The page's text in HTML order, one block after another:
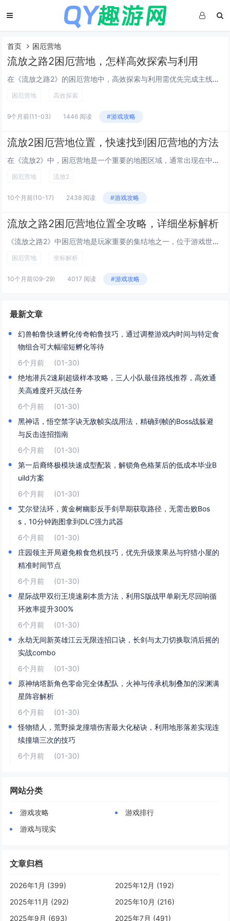
首页 困厄营地
流放之路2困厄营地，怎样高效探索与利用
在《流放之路2》的困厄营地中，高效探索与利用需优先完成主线任务以解锁关键功能，建议按区域逐步推进，清理敌人时留意隐藏宝箱与传送点，提升移动效率，合理分配技能与装备，适应不同地形挑战，关注营地内的NPC，及时接取支线任务获取经验与稀有奖励，利...
困厄营地 高效探索
9个月前(11-03) 1446 阅读 #游戏攻略
流放2困厄营地位置，快速找到困厄营地的方法
在《流放2》中，困厄营地是一个重要的地图区域，通常出现在中期剧情阶段，要快速找到困厄营地，玩家可优先完成通往“贫民窟”的主线任务，并留意地图上标有“Encampment”字样的区域，使用“远古之石”或完成特定任务节点（如“背叛者的末路”）后...
困厄营地 流放2
10个月前(10-17) 2438 阅读 #游戏攻略
流放之路2困厄营地位置全攻略，详细坐标解析
《流放之路2》中困厄营地是玩家重要的集结地之一，位于游戏世界边缘的荒芜地带，该营地具体坐标位于破碎荒原的东南角，靠近遗忘峡谷入口处（地图坐标约为X: 780, Y: 420），前往时可从主城“避难所”出发，沿东部裂谷一路南行，穿越两个小型野...
困厄营地 坐标解析
10个月前(09-29) 4017 阅读 #游戏攻略
最新文章
幻兽帕鲁快速孵化传奇帕鲁技巧，通过调整游戏内时间与特定食
物组合可大幅缩短孵化等待
6个月前
(01-30)
绝地潜兵2速刷超级样本攻略，三人小队最佳路线推荐，高效通
关高难度歼灭战任务
6个月前
(01-30)
黑神话，悟空禁字诀无敌帧实战用法，精确到帧的Boss战躲避
与反击连招指南
6个月前
(01-30)
第一后裔终极模块速成型配装，解锁角色格莱后的低成本毕业B
uild方案
6个月前
(01-30)
艾尔登法环，黄金树幽影反手剑早期获取路径，无需击败Bos
s，10分钟跑图拿到DLC强力武器
6个月前
(01-30)
庄园领主开局避免粮食危机技巧，优先升级浆果丛与狩猎小屋的
精准时间节点
6个月前
(01-30)
星际战甲双衍王境速刷本质方法，利用S版战甲单刷无尽回响循
环效率提升300%
6个月前
(01-30)
永劫无间新英雄江云无限连招口诀，长剑与太刀切换取消后摇的
实战combo
6个月前
(01-30)
原神纳塔新角色零命完全体配队，火神与传承机制叠加的深渊满
星阵容解析
6个月前
(01-30)
怪物猎人，荒野操龙撞墙伤害最大化秘诀，利用地形落差实现连
续撞墙三次的技巧
6个月前
(01-30)
网站分类
游戏攻略
游戏排行
游戏与现实
文章归档
2026年1月 (399)
2025年12月 (192)
2025年11月 (292)
2025年10月 (216)
2025年9月 (693)
2025年7月 (491)